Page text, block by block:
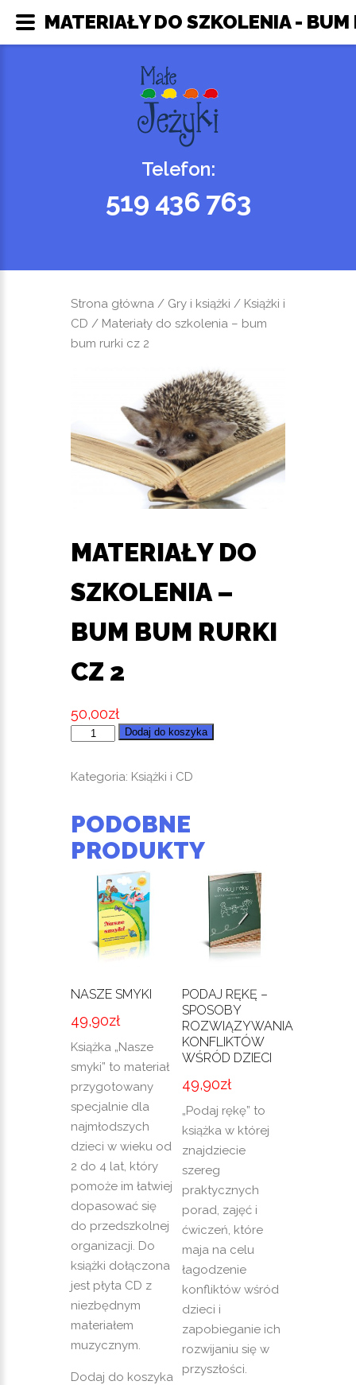
Telefon:
519 436 763
Strona główna / Gry i książki / Książki i
CD / Materiały do szkolenia – bum
bum rurki cz 2
MATERIAŁY DO
SZKOLENIA –
BUM BUM RURKI
CZ 2
50,00zł
ilość
do
bum
bum
Dodaj do koszyka
Kategoria: Książki i CD
PODOBNE
PRODUKTY
NASZE SMYKI
49,90zł
Książka „Nasze
smyki” to materiał
przygotowany
specjalnie dla
najmłodszych
dzieci w wieku od
2 do 4 lat, który
pomoże im łatwiej
dopasować się
do przedszkolnej
organizacji. Do
książki dołączona
jest płyta CD z
niezbędnym
materiałem
muzycznym.
Dodaj do koszyka
PODAJ RĘKĘ –
SPOSOBY
ROZWIĄZYWANIA
KONFLIKTÓW
WŚRÓD DZIECI
49,90zł
„Podaj rękę” to
książka w której
znajdziecie
szereg
praktycznych
porad, zajęć i
ćwiczeń, które
maja na celu
łagodzenie
konfliktów wśród
dzieci i
zapobieganie ich
rozwijaniu się w
przyszłości.
MATERIAŁY DO SZKOLENIA -